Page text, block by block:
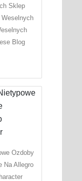
Sklep
Weselnych
Blog
Ozdoby
Na Allegro